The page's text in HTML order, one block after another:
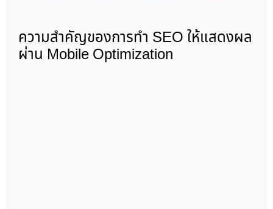
ความสำคัญของการทำ SEO ให้แสดงผล
ผ่าน Mobile Optimization